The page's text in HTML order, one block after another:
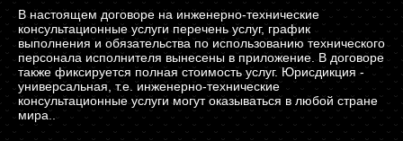
В настоящем договоре на инженерно-технические
консультационные услуги перечень услуг, график
выполнения и обязательства по использованию технического
персонала исполнителя вынесены в приложение. В договоре
также фиксируется полная стоимость услуг. Юрисдикция -
универсальная, т.е. инженерно-технические
консультационные услуги могут оказываться в любой стране
мира..